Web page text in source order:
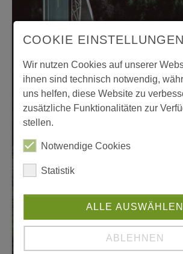
COOKIE EINSTELLUNGEN
Wir nutzen Cookies auf unserer
ihnen sind technisch notwendig,
uns helfen, diese Website zu
zusätzliche Funktionalitäten zur
stellen.
Notwendige Cookies
Statistik
ALLE AUSWÄHLEN
ABLEHNEN